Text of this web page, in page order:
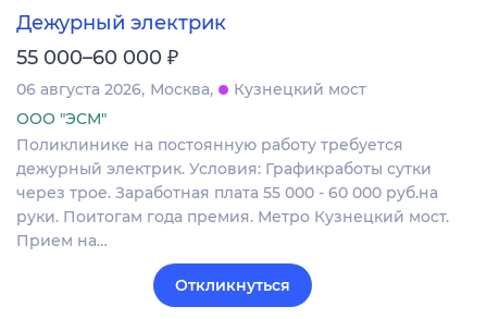
Дежурный электрик
55 000–60 000 ₽
06 августа 2026 Москва
Кузнецкий мост
ООО "ЭСМ"
Поликлинике на постоянную работу требуется
дежурный электрик. Условия: Графикработы сутки
через трое. Заработная плата 55 000 - 60 000 руб.на
руки. Поитогам года премия. Метро Кузнецкий мост.
Прием на…
Откликнуться